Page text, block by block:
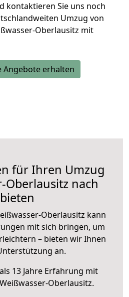
kontaktieren Sie uns noch
Umzug von
Oberlausitz mit
Angebote erhalten
für Ihren Umzug
Oberlausitz nach
bieten
Oberlausitz kann
mit sich bringen, um
– bieten wir Ihnen
an.
13 Jahre Erfahrung mit
Weißwasser-Oberlausitz.